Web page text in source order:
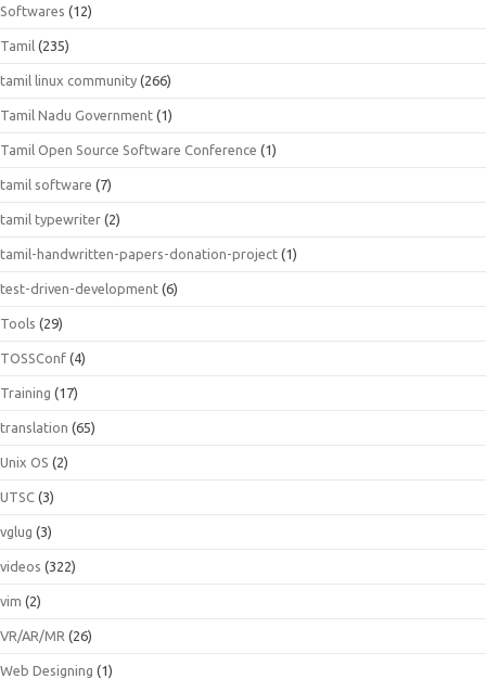
Softwares (12)
Tamil (235)
tamil linux community (266)
Tamil Nadu Government (1)
Tamil Open Source Software Conference (1)
tamil software (7)
tamil typewriter (2)
tamil-handwritten-papers-donation-project (1)
test-driven-development (6)
Tools (29)
TOSSConf (4)
Training (17)
translation (65)
Unix OS (2)
UTSC (3)
vglug (3)
videos (322)
vim (2)
VR/AR/MR (26)
Web Designing (1)